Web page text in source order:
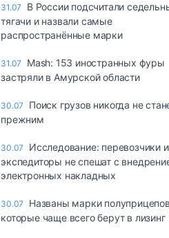
31.07
В России подсчитали
тягачи и назвали самые
распространённые марки
31.07
Mash: 153 иностранных фуры
застряли в Амурской области
30.07
Поиск грузов никогда не
прежним
30.07
Исследование: перевозчики и
экспедиторы не спешат с
электронных накладных
30.07
Названы марки
которые чаще всего берут в лизинг